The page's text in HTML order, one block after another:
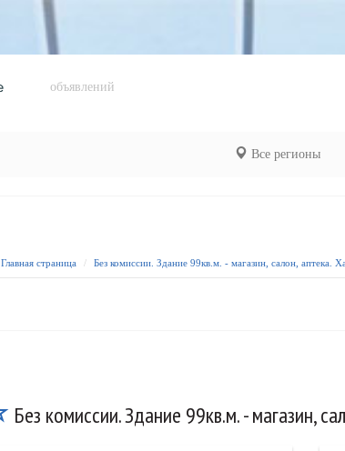
объявлений
Все регионы
Главная страница Без комиссии. Здание 99кв.м. - магазин, салон, аптека.
Без комиссии. Здание 99кв.м. - магазин,